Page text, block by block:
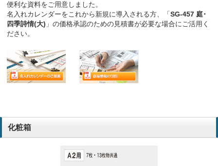
便利な資料をご用意しました。
名入れカレンダーをこれから新規に導入される方、「SG-457 庭･
四季詩情(大) 」の価格承認のための見積書が必要な場合にご活用く
ださい。
化粧箱